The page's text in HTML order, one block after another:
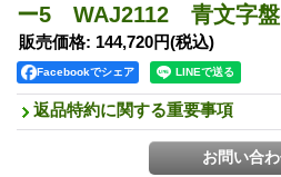
ー5 WAJ2112 青文字盤
販売価格: 144,720円(税込)
Facebookでシェア
返品特約に関する重要事項